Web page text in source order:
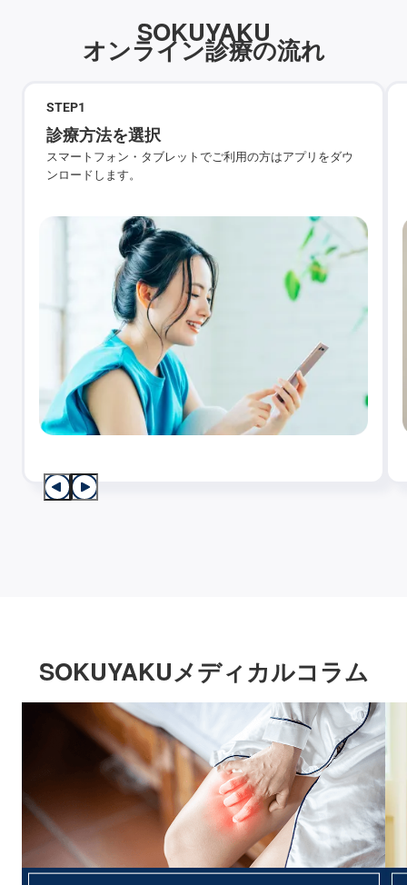
SOKUYAKU
オンライン診療の流れ
STEP1
診療方法を選択
スマートフォン・タブレットでご利用の方はアプリをダウ
ンロードします。
SOKUYAKUメディカルコラム